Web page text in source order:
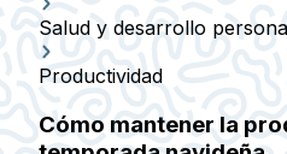
Salud y desarrollo
Productividad
Cómo mantener la